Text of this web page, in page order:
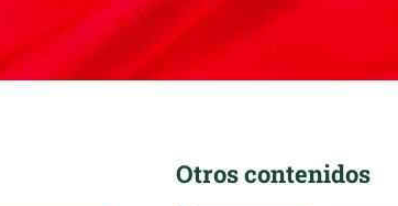
Otros contenidos